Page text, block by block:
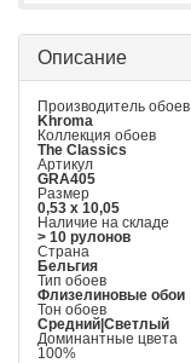
Описание
Производитель обоев
Khroma
Коллекция обоев
The Classics
Артикул
GRA405
Размер
0,53 x 10,05
Наличие на складе
> 10 рулонов
Страна
Бельгия
Тип обоев
Флизелиновые обои
Тон обоев
Средний|Светлый
Доминантные цвета
100%